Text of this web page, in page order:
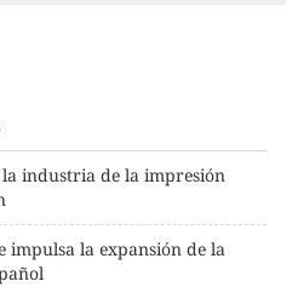
industria de la impresión
impulsa la expansión de la